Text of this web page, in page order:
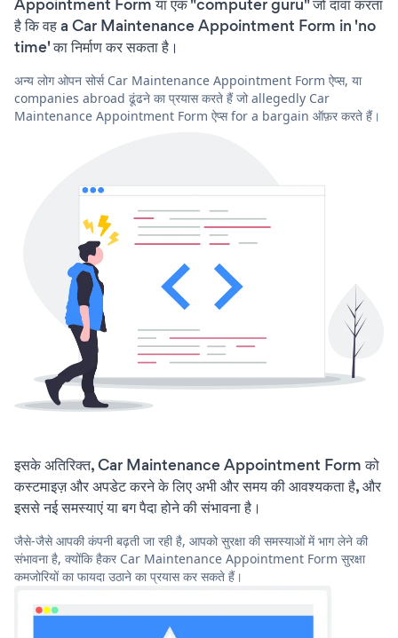
है कि वह a Car Maintenance Appointment Form in 'no
time' का निर्माण कर सकता है।
अन्य लोग ओपन सोर्स Car Maintenance Appointment Form ऐप्स, या
companies abroad ढूंढने का प्रयास करते हैं जो allegedly Car
Maintenance Appointment Form ऐप्स for a bargain ऑफ़र करते हैं।
इसके अतिरिक्त, Car Maintenance Appointment Form को
कस्टमाइज़ और अपडेट करने के लिए अभी और समय की आवश्यकता है, और
इससे नई समस्याएं या बग पैदा होने की संभावना है।
जैसे-जैसे आपकी कंपनी बढ़ती जा रही है, आपको सुरक्षा की समस्याओं में भाग लेने की
संभावना है, क्योंकि हैकर Car Maintenance Appointment Form सुरक्षा
कमजोरियों का फायदा उठाने का प्रयास कर सकते हैं।